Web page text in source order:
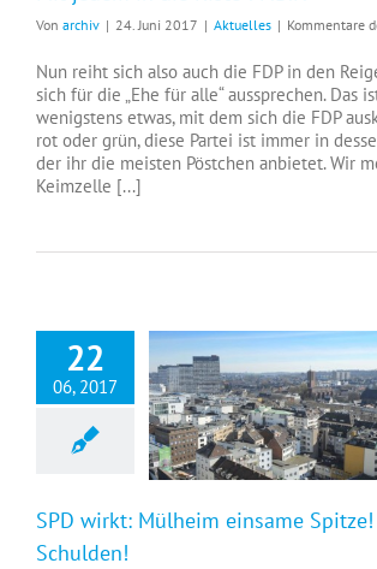
Von archiv | 24. Juni 2017 | Aktuelles | Kommentare
Nun reiht sich also auch die FDP in den
sich für die „Ehe für alle“ aussprechen. Das
wenigstens etwas, mit dem sich die FDP
rot oder grün, diese Partei ist immer in
der ihr die meisten Pöstchen anbietet. Wir
Keimzelle [...]
22
06, 2017
SPD wirkt: Mülheim einsame
Schulden!